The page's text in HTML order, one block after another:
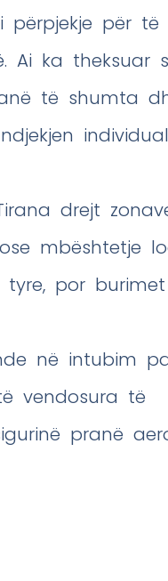
përpjekje për të
Ai ka theksuar
të shumta
drejt
mbështetje
por
në intubim
vendosura të
pranë